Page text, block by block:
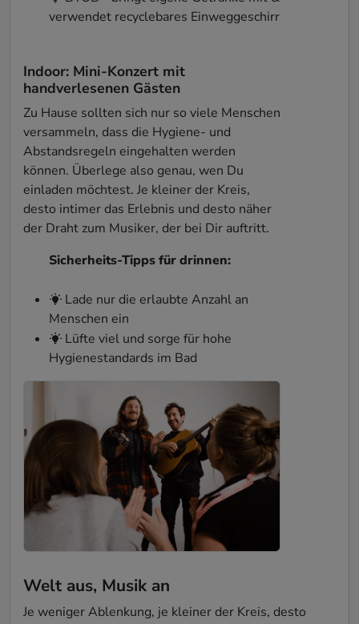
verwendet recyclebares Einweggeschirr
Indoor: Mini-Konzert mit
handverlesenen Gästen
Zu Hause sollten sich nur so viele Menschen
versammeln, dass die Hygiene- und
Abstandsregeln eingehalten werden
können. Überlege also genau, wen Du
einladen möchtest. Je kleiner der Kreis,
desto intimer das Erlebnis und desto näher
der Draht zum Musiker, der bei Dir auftritt.
Sicherheits-Tipps für drinnen:
Lade nur die erlaubte Anzahl an
Menschen ein
Lüfte viel und sorge für hohe
Hygienestandards im Bad
Welt aus, Musik an
Je weniger Ablenkung, je kleiner der Kreis, desto